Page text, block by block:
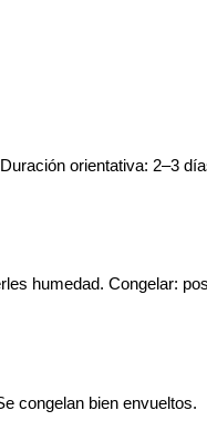
Duración orientativa: 2–3
humedad. Congelar:
congelan bien envueltos.